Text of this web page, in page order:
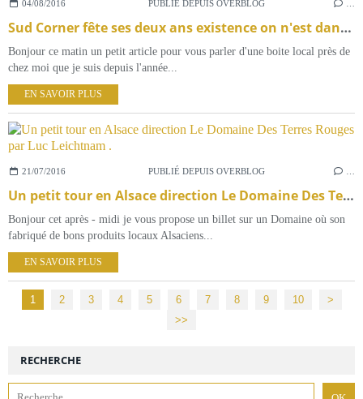
04/08/2016 PUBLIÉ DEPUIS OVERBLOG
Sud Corner fête ses deux ans existence on n'est dans le sud .......
Bonjour ce matin un petit article pour vous parler d'une boite local près de
chez moi que je suis depuis l'année...
EN SAVOIR PLUS
21/07/2016 PUBLIÉ DEPUIS OVERBLOG
Un petit tour en Alsace direction Le Domaine Des Terres Rouges par Luc Leichtnam .
Bonjour cet après - midi je vous propose un billet sur un Domaine où son
fabriqué de bons produits locaux Alsaciens...
EN SAVOIR PLUS
1 2 3 4 5 6 7 8 9 10 20
>
>>
RECHERCHE